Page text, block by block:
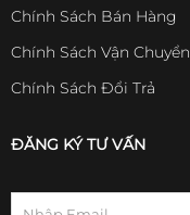
Chính Sách Bán Hàng
Chính Sách Vận Chuyển
Chính Sách Đổi Trả
ĐĂNG KÝ TƯ VẤN